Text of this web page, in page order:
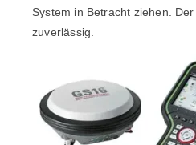
System in Betracht ziehen.
zuverlässig.